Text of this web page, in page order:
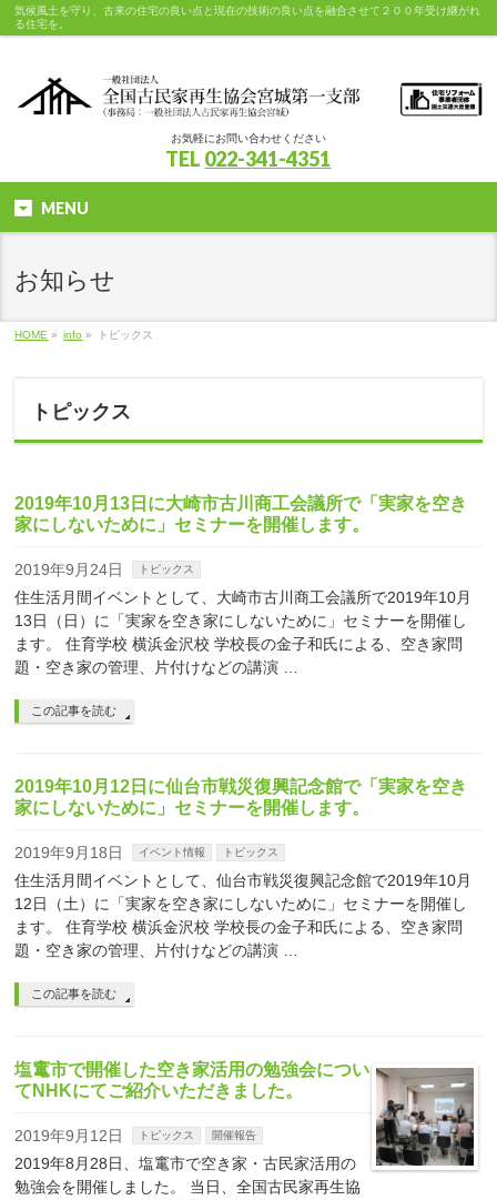
気候風土を守り、古来の住宅の良い点と現在の技術の良い点を融合させて２００年受け継がれ
る住宅を。
お気軽にお問い合わせください
TEL 022-341-4351
MENU
お知らせ
HOME » info » トピックス
トピックス
2019年10月13日に大崎市古川商工会議所で「実家を空き
家にしないために」セミナーを開催します。
2019年9月24日 トピックス
住生活月間イベントとして、大崎市古川商工会議所で2019年10月
13日（日）に「実家を空き家にしないために」セミナーを開催し
ます。 住育学校 横浜金沢校 学校長の金子和氏による、空き家問
題・空き家の管理、片付けなどの講演 …
この記事を読む
2019年10月12日に仙台市戦災復興記念館で「実家を空き
家にしないために」セミナーを開催します。
2019年9月18日 イベント情報 トピックス
住生活月間イベントとして、仙台市戦災復興記念館で2019年10月
12日（土）に「実家を空き家にしないために」セミナーを開催し
ます。 住育学校 横浜金沢校 学校長の金子和氏による、空き家問
題・空き家の管理、片付けなどの講演 …
この記事を読む
塩竃市で開催した空き家活用の勉強会につい
てNHKにてご紹介いただきました。
2019年9月12日 トピックス 開催報告
2019年8月28日、塩竃市で空き家・古民家活用の
勉強会を開催しました。 当日、全国古民家再生協